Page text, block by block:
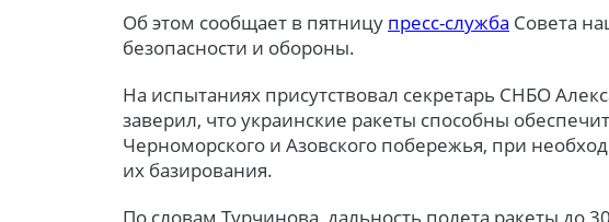
Об этом сообщает в пятницу пресс-служба Совета
безопасности и обороны.
На испытаниях присутствовал секретарь СНБО
заверил, что украинские ракеты способны
Черноморского и Азовского побережья, при
их базирования.